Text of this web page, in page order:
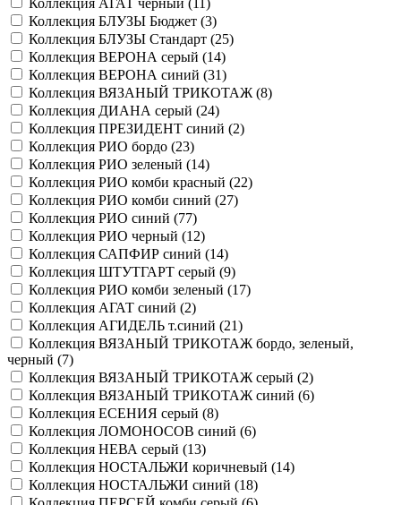
Коллекция АГАТ черный (
)
Коллекция БЛУЗЫ Бюджет (3)
Коллекция БЛУЗЫ Стандарт (25)
Коллекция ВЕРОНА серый (14)
Коллекция ВЕРОНА синий (31)
Коллекция ВЯЗАНЫЙ ТРИКОТАЖ (8)
Коллекция ДИАНА серый (24)
Коллекция ПРЕЗИДЕНТ синий (2)
Коллекция РИО бордо (23)
Коллекция РИО зеленый (14)
Коллекция РИО комби красный (22)
Коллекция РИО комби синий (27)
Коллекция РИО синий (77)
Коллекция РИО черный (12)
Коллекция САПФИР синий (14)
Коллекция ШТУТГАРТ серый (9)
Коллекция РИО комби зеленый (17)
Коллекция АГАТ синий (2)
Коллекция АГИДЕЛЬ т.синий (21)
Коллекция ВЯЗАНЫЙ ТРИКОТАЖ бордо, зеленый,
черный (7)
Коллекция ВЯЗАНЫЙ ТРИКОТАЖ серый (2)
Коллекция ВЯЗАНЫЙ ТРИКОТАЖ синий (6)
Коллекция ЕСЕНИЯ серый (8)
Коллекция ЛОМОНОСОВ синий (6)
Коллекция НЕВА серый (13)
Коллекция НОСТАЛЬЖИ коричневый (14)
Коллекция НОСТАЛЬЖИ синий (18)